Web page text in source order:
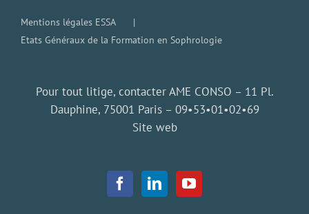
Mentions légales ESSA
Etats Généraux de la Formation en Sophrologie
Pour tout litige, contacter AME CONSO – 11 Pl.
Dauphine, 75001 Paris – 09•53•01•02•69
Site web